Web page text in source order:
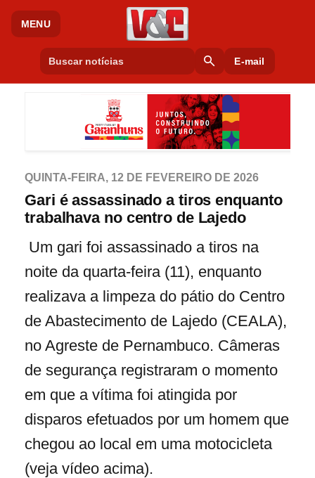
MENU
search E-mail
QUINTA-FEIRA, 12 DE FEVEREIRO DE 2026
Gari é assassinado a tiros enquanto
trabalhava no centro de Lajedo
Um gari foi assassinado a tiros na
noite da quarta-feira (11), enquanto
realizava a limpeza do pátio do Centro
de Abastecimento de Lajedo (CEALA),
no Agreste de Pernambuco. Câmeras
de segurança registraram o momento
em que a vítima foi atingida por
disparos efetuados por um homem que
chegou ao local em uma motocicleta
(veja vídeo acima).